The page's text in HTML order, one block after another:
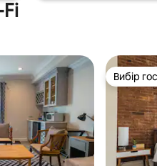
Вибір
Вибір